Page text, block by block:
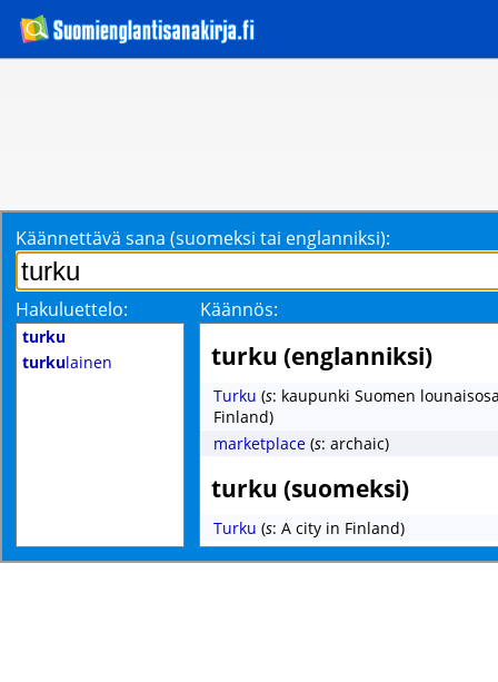
Käännettävä sana (suomeksi tai englanniksi):
Hakuluettelo: Käännös:
turku
turkulainen turku (englanniksi)
Turku (s: kaupunki Suomen
Finland)
marketplace (s: archaic)
turku (suomeksi)
Turku (s: A city in Finland)